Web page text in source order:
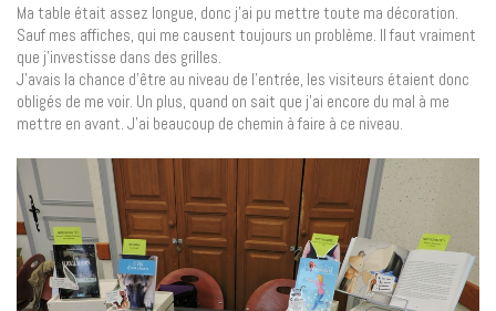
Ma table était assez longue, donc j’ai pu mettre toute ma décoration.
Sauf mes affiches, qui me causent toujours un problème. Il faut vraiment
que j’investisse dans des grilles.
J’avais la chance d’être au niveau de l’entrée, les visiteurs étaient donc
obligés de me voir. Un plus, quand on sait que j’ai encore du mal à me
mettre en avant. J’ai beaucoup de chemin à faire à ce niveau.